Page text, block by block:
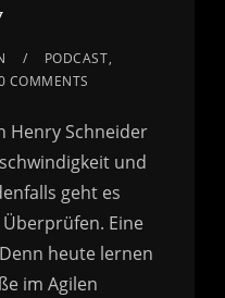
PODCAST,
COMMENTS
Henry Schneider
und
geht es
Eine
heute lernen
im Agilen